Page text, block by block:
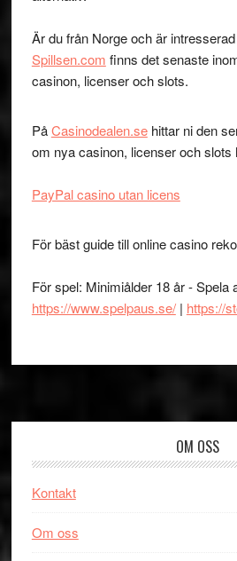
Är du från Norge och är
Spillsen.com finns det senaste
casinon, licenser och slots.
PåCasinodealen.sehittar ni den
om nya casinon, licenser och slots
PayPal casino utan licens
För bäst guide till online casino
För spel: Minimiålder 18 år - Spela
https://www.spelpaus.se/| https://
OM OSS
Kontakt
Om oss